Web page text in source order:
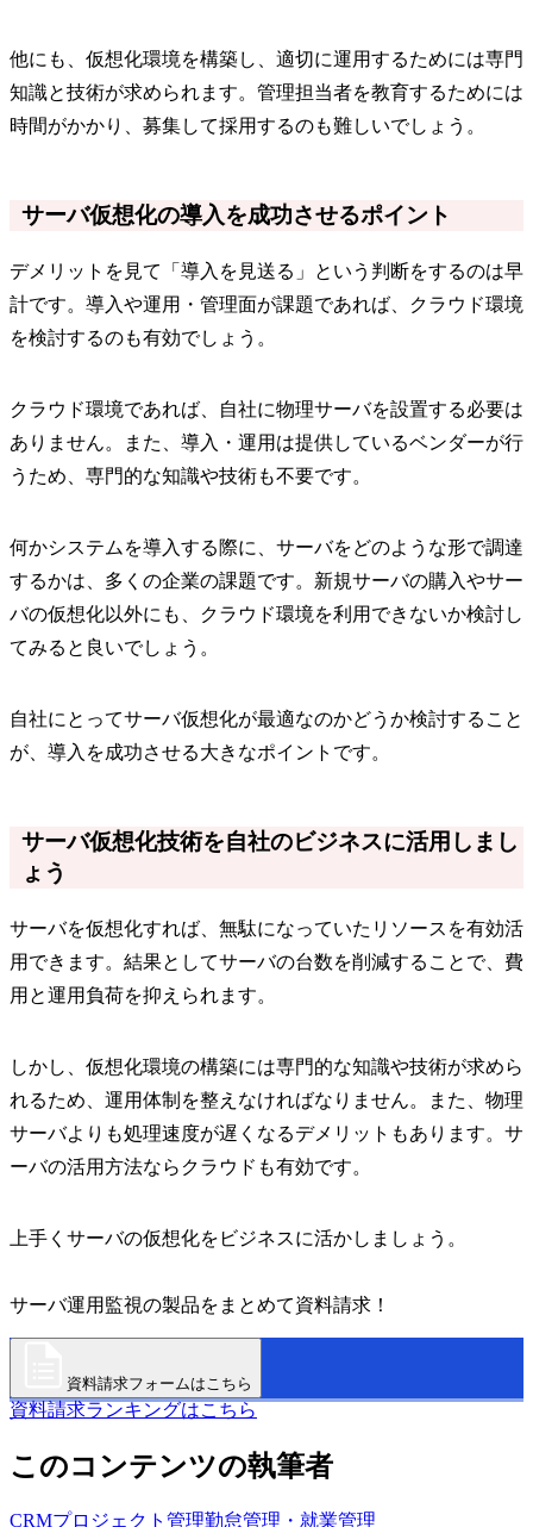
他にも、仮想化環境を構築し、適切に運用するためには専門
知識と技術が求められます。管理担当者を教育するためには
時間がかかり、募集して採用するのも難しいでしょう。
サーバ仮想化の導入を成功させるポイント
デメリットを見て「導入を見送る」という判断をするのは早
計です。導入や運用・管理面が課題であれば、クラウド環境
を検討するのも有効でしょう。
クラウド環境であれば、自社に物理サーバを設置する必要は
ありません。また、導入・運用は提供しているベンダーが行
うため、専門的な知識や技術も不要です。
何かシステムを導入する際に、サーバをどのような形で調達
するかは、多くの企業の課題です。新規サーバの購入やサー
バの仮想化以外にも、クラウド環境を利用できないか検討し
てみると良いでしょう。
自社にとってサーバ仮想化が最適なのかどうか検討すること
が、導入を成功させる大きなポイントです。
サーバ仮想化技術を自社のビジネスに活用しまし
ょう
サーバを仮想化すれば、無駄になっていたリソースを有効活
用できます。結果としてサーバの台数を削減することで、費
用と運用負荷を抑えられます。
しかし、仮想化環境の構築には専門的な知識や技術が求めら
れるため、運用体制を整えなければなりません。また、物理
サーバよりも処理速度が遅くなるデメリットもあります。サ
ーバの活用方法ならクラウドも有効です。
上手くサーバの仮想化をビジネスに活かしましょう。
サーバ運用監視の製品をまとめて資料請求！
資料請求フォームはこちら
資料請求ランキングはこちら
このコンテンツの執筆者
CRMプロジェクト管理勤怠管理・就業管理